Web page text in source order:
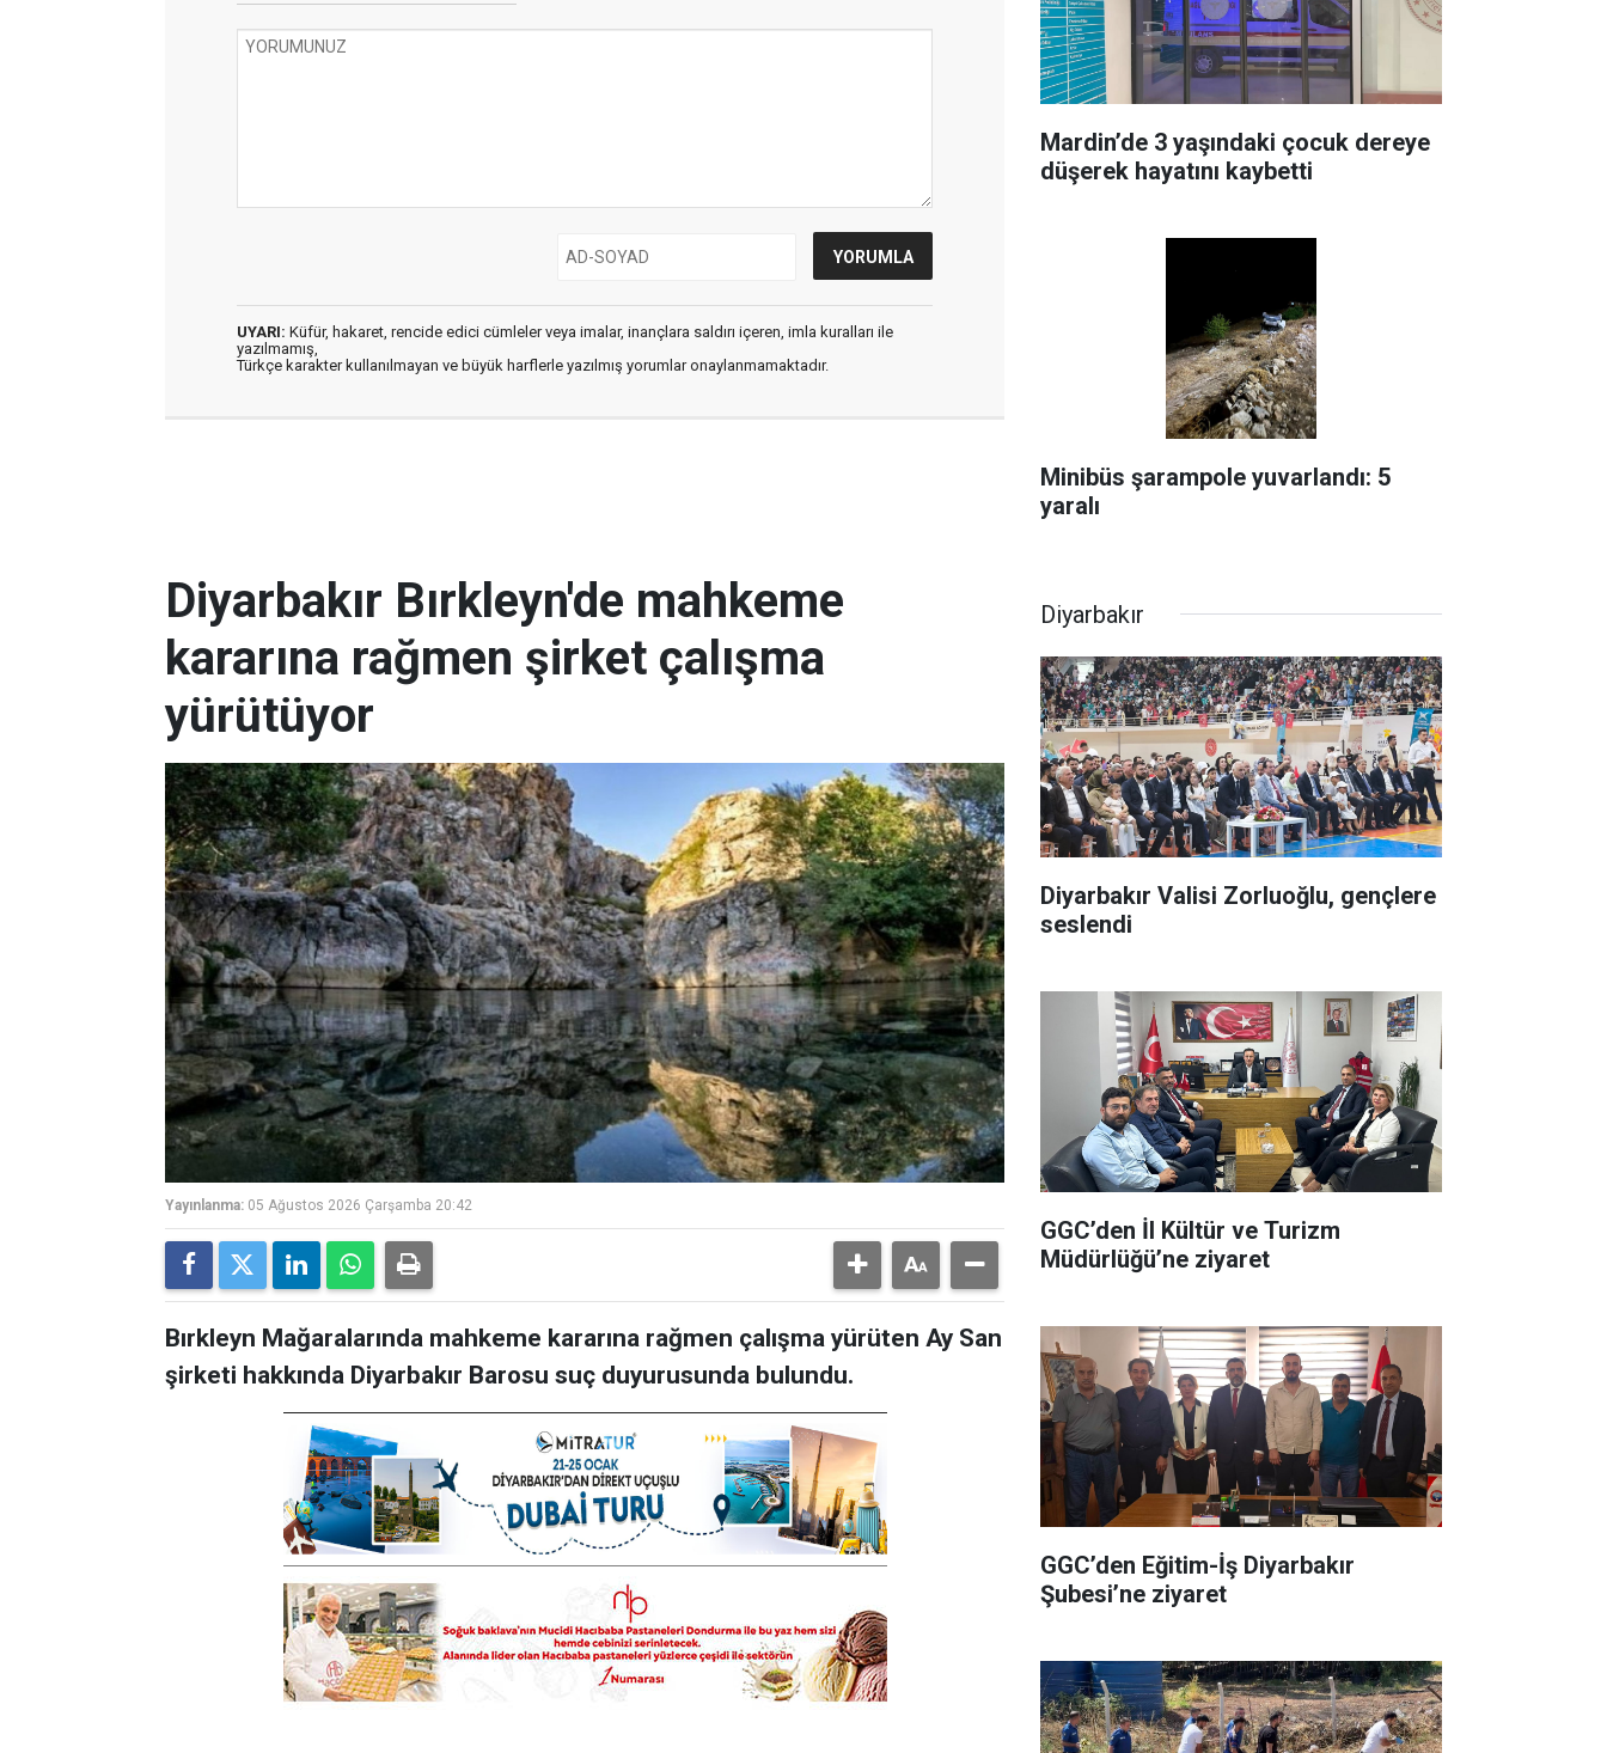
UYARI: Küfür, hakaret, rencide edici cümleler veya imalar, inançlara saldırı içeren, imla kuralları ile
yazılmamış,
Türkçe karakter kullanılmayan ve büyük harflerle yazılmış yorumlar onaylanmamaktadır.
Mardin’de 3 yaşındaki çocuk dereye
düşerek hayatını kaybetti
Minibüs şarampole yuvarlandı: 5
yaralı
Diyarbakır Bırkleyn'de mahkeme
kararına rağmen şirket çalışma
yürütüyor
Yayınlanma: 05 Ağustos 2026 Çarşamba 20:42
Bırkleyn Mağaralarında mahkeme kararına rağmen çalışma yürüten Ay San
şirketi hakkında Diyarbakır Barosu suç duyurusunda bulundu.
Diyarbakır
Diyarbakır Valisi Zorluoğlu, gençlere
seslendi
GGC’den İl Kültür ve Turizm
Müdürlüğü’ne ziyaret
GGC’den Eğitim-İş Diyarbakır
Şubesi’ne ziyaret